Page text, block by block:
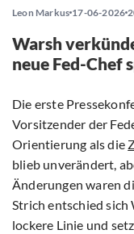
Leon Markus 17-06-2026
Warsh
neue Fed-Chef
Die erste
Vorsitzender der
Orientierung als die
blieb unverändert,
Änderungen waren
Strich entschied sich
lockere Linie und